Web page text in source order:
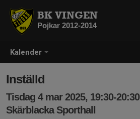
Kalender
BK VINGEN
Pojkar 2012-2014
Inställd
Tisdag 4 mar 2025, 19:30-20:30
Skärblacka Sporthall